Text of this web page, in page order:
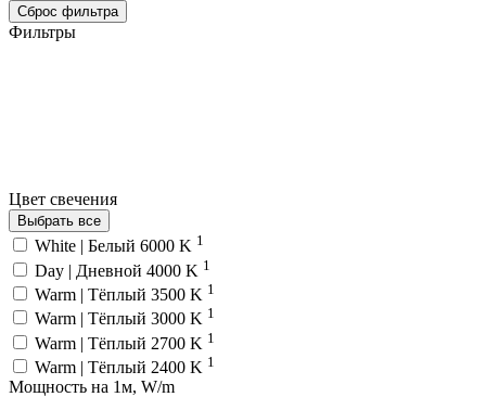
Сброс фильтра
Фильтры
Цвет свечения
Выбрать все
White | Белый 6000 K 1
Day | Дневной 4000 K 1
Warm | Тёплый 3500 K 1
Warm | Тёплый 3000 K 1
Warm | Тёплый 2700 K 1
Warm | Тёплый 2400 K 1
Мощность на 1м, W/m